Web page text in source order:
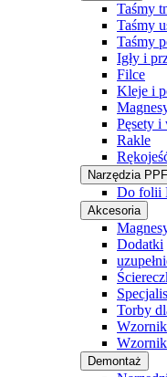
Taśmy
Taśmy
Taśmy
Igły i
Filce
Kleje i
Pęsety i
Rakle
Narzędzia PPF
Do folii
Akcesoria
Dodatki
Torby
Demontaż